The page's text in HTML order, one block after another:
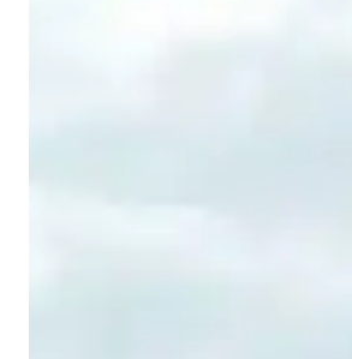
les travaux continuent pour